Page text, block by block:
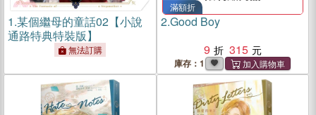
1.某個繼母的童話02【小說
通路特典特裝版】
無法訂購
滿額折
2.Good Boy
9
315
庫存：1